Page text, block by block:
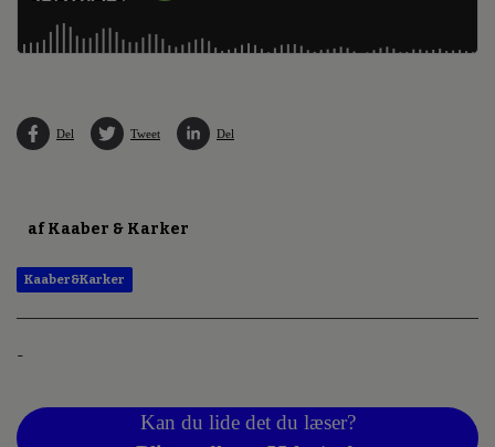
Del Tweet Del
af Kaaber & Karker
Kaaber&Karker
-
Kan du lide det du læser?